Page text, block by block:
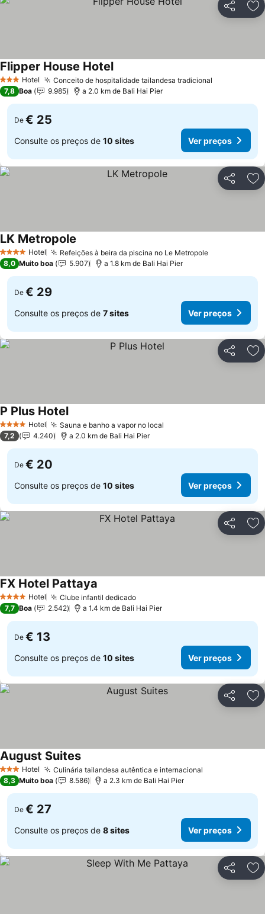
Partilhar
3 EstrelasHotel Conceito de hospitalidade tailandesa tradicional
Flipper House Hotel
7,8 Boa 9.985 a 2.0 km de Bali Hai Pier
De € 25
Consulte os preços de 10 sites Ver preços
Partilhar
4 EstrelasHotel Refeições à beira da piscina no Le Metropole
LK Metropole
8,0 Muito boa 5.907 a 1.8 km de Bali Hai Pier
De € 29
Consulte os preços de 7 sites Ver preços
Partilhar
4 EstrelasHotel Sauna e banho a vapor no local
P Plus Hotel
7,2 4.240 a 2.0 km de Bali Hai Pier
De € 20
Consulte os preços de 10 sites Ver preços
Partilhar
4 EstrelasHotel Clube infantil dedicado
FX Hotel Pattaya
7,7 Boa 2.542 a 1.4 km de Bali Hai Pier
De € 13
Consulte os preços de 10 sites Ver preços
Partilhar
3 EstrelasHotel Culinária tailandesa autêntica e internacional
August Suites
8,3 Muito boa 8.586 a 2.3 km de Bali Hai Pier
De € 27
Consulte os preços de 8 sites Ver preços
Partilhar